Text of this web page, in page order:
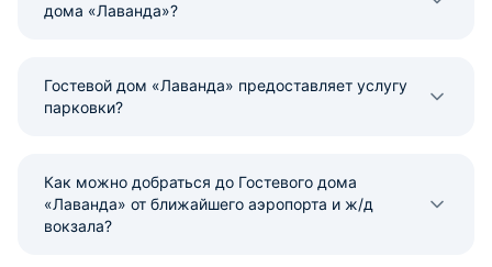
дома «Лаванда»?
Гостевой дом «Лаванда» предоставляет услугу
парковки?
Как можно добраться до Гостевого дома
«Лаванда» от ближайшего аэропорта и ж/д
вокзала?